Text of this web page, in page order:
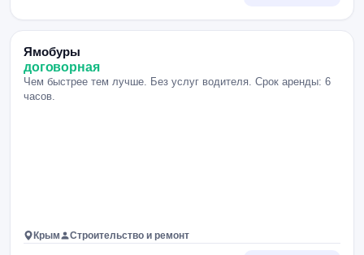
Ямобуры
договорная
Чем быстрее тем лучше. Без услуг водителя. Срок аренды: 6
часов.
Крым Строительство и ремонт